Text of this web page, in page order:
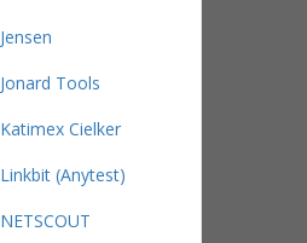
Jensen
Jonard Tools
Katimex Cielker
Linkbit (Anytest)
NETSCOUT